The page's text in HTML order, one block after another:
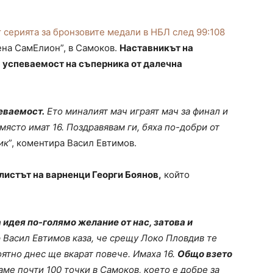
за бронзовите медали в НБЛ след 99:108
СамЕлион”, в Самоков. Наставникът на
на съперника от далечна
Ето миналият мач играят мач за финал и
имат 16. Поздравявам ги, бяха по-добри от
”, коментира Васил Евтимов.
на варненци Георги Боянов, който
по-голямо желание от нас, затова и
Евтимов каза, че срещу Локо Пловдив те
днес ще вкарат повече. Имаха 16. Общо взето
почти 100 точки в Самоков, което е добре за